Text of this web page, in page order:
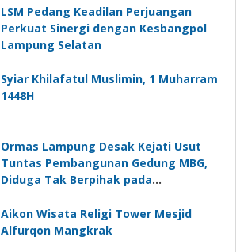
LSM Pedang Keadilan Perjuangan
Perkuat Sinergi dengan Kesbangpol
Lampung Selatan
Syiar Khilafatul Muslimin, 1 Muharram
1448H
Ormas Lampung Desak Kejati Usut
Tuntas Pembangunan Gedung MBG,
Diduga Tak Berpihak pada
Aikon Wisata Religi Tower Mesjid
Alfurqon Mangkrak